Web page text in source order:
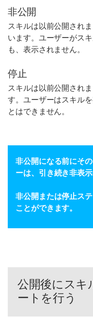
非公開
スキルは以前公開され
います。ユーザーがス
も、表示されません。
停止
スキルは以前公開され
す。ユーザーはスキル
とはできません。
非公開になる前にそ
ーは、引き続き非表
非公開または停止ス
ことができます。
公開後にスキ
ートを行う